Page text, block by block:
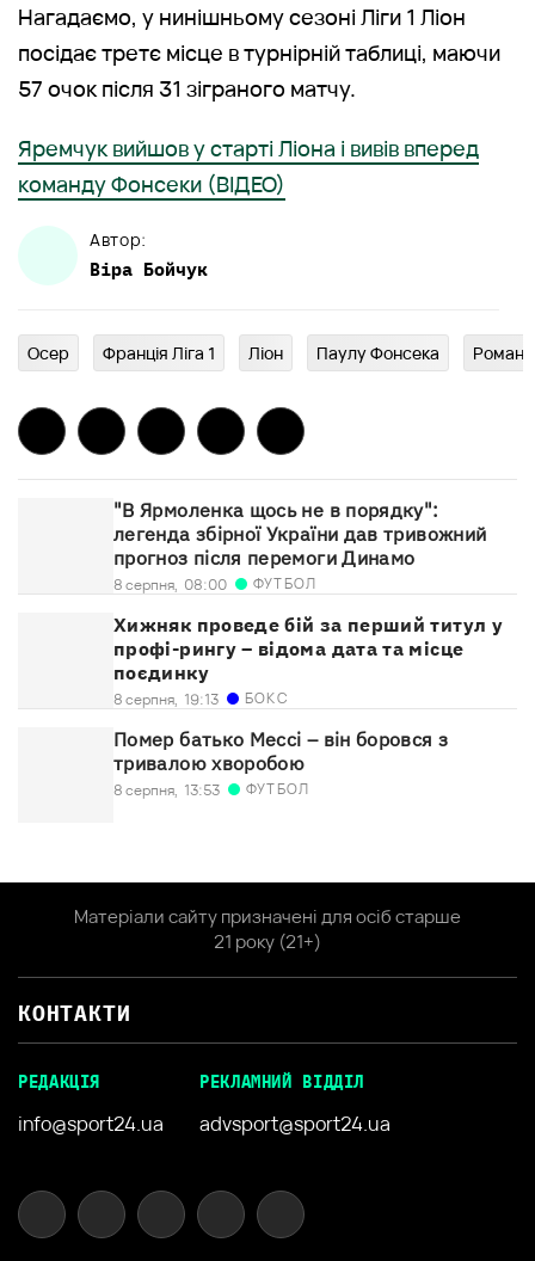
Нагадаємо, у нинішньому сезоні Ліги 1 Ліон
посідає третє місце в турнірній таблиці, маючи
57 очок після 31 зіграного матчу.
Яремчук вийшов у старті Ліона і вивів вперед
команду Фонсеки (ВІДЕО)
Автор:
Віра Бойчук
Осер Франція Ліга 1 Ліон Паулу Фонсека Роман
"В Ярмоленка щось не в порядку":
легенда збірної України дав тривожний
прогноз після перемоги Динамо
8 серпня, 08:00 ФУТБОЛ
Хижняк проведе бій за перший титул у
профі-рингу – відома дата та місце
поєдинку
8 серпня, 19:13 БОКС
Помер батько Мессі – він боровся з
тривалою хворобою
8 серпня, 13:53 ФУТБОЛ
Матеріали сайту призначені для осіб старше
21 року (21+)
КОНТАКТИ
РЕДАКЦІЯ
info@sport24.ua
РЕКЛАМНИЙ ВІДДІЛ
advsport@sport24.ua